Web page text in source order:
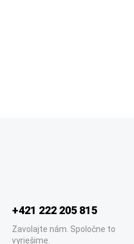
+421 222 205 815
Zavolajte nám. Spoločne to
vyriešime.